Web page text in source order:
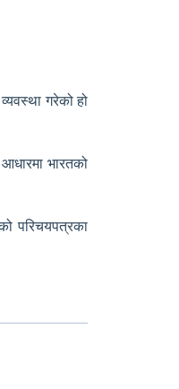
गरेको हो
भारतको
परिचयपत्रका